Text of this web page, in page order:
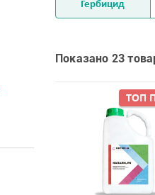
Гербицид
Показано 23
ТОП